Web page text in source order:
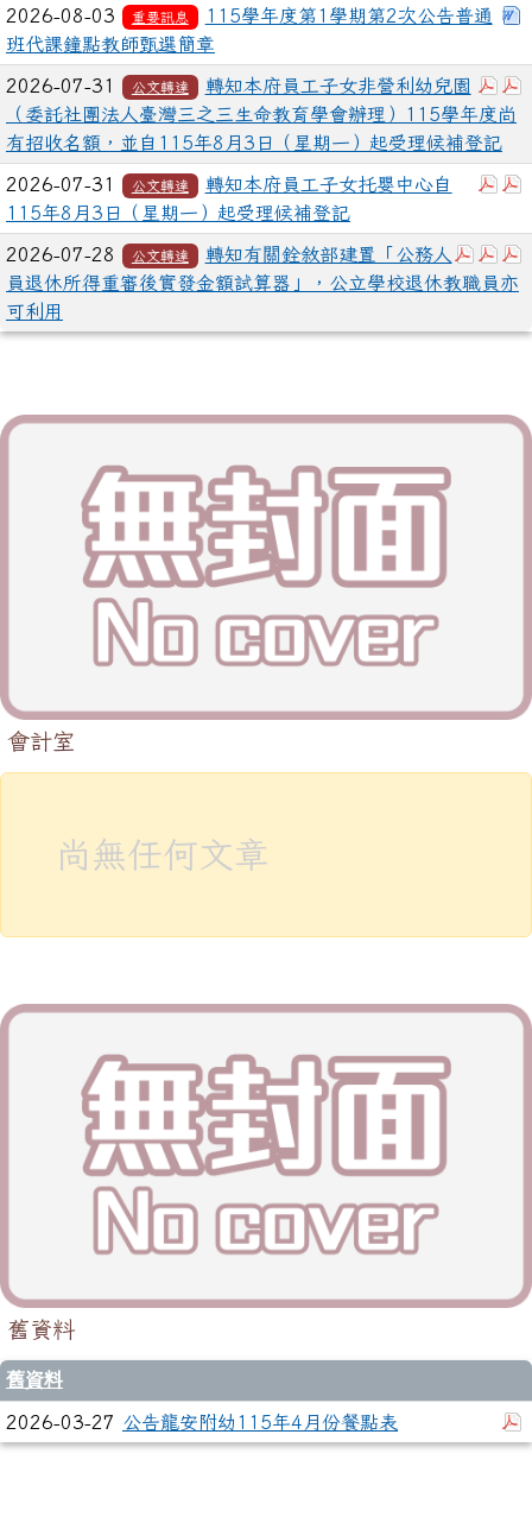
2026-08-03 重要訊息
115學年度第1學期第2次公告普通
班代課鐘點教師甄選簡章
下
2026-07-31 公文轉達
轉知本府員工子女非營利幼兒園
（委託社團法人臺灣三之三生命教育學會辦理）115學年度尚
有招收名額，並自115年8月3日（星期一）起受理候補登記
下
2026-07-31 公文轉達
轉知本府員工子女托嬰中心自
115年8月3日（星期一）起受理候補登記
下載
下
2026-07-28 公文轉達
轉知有關銓敘部建置「公務人
員退休所得重審後實發金額試算器」，公立學校退休教職員亦
可利用
會計室
尚無任何文章
舊資料
舊資料
2026-03-27 公告龍安附幼115年4月份餐點表